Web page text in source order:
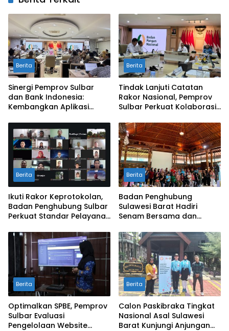
Berita
Sinergi Pemprov Sulbar
dan Bank Indonesia:
Kembangkan Aplikasi
Harga Pangan
Berita
Tindak Lanjuti Catatan
Rakor Nasional, Pemprov
Sulbar Perkuat Kolaborasi
BSPS
Berita
Ikuti Rakor Keprotokolan,
Badan Penghubung Sulbar
Perkuat Standar Pelayanan
Berita
Badan Penghubung
Sulawesi Barat Hadiri
Senam Bersama dan
dengan Anjungan Daerah
Berita
Optimalkan SPBE, Pemprov
Sulbar Evaluasi
Pengelolaan Website
Berita
Calon Paskibraka Tingkat
Nasional Asal Sulawesi
Barat Kunjungi Anjungan